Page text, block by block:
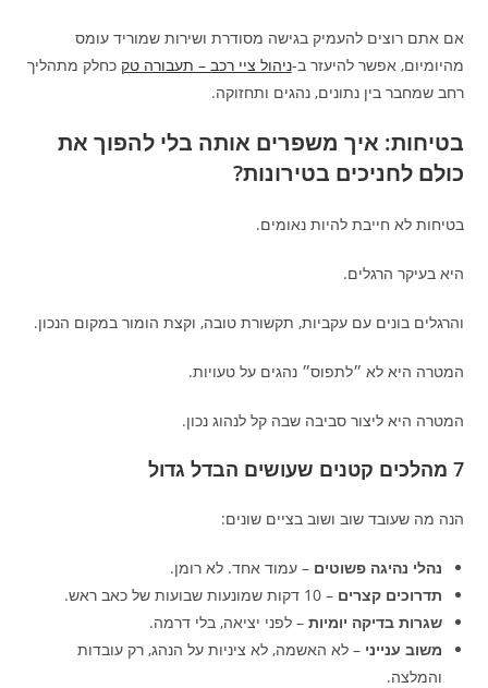
אם אתם רוצים להעמיק בגישה מסודרת ושירות שמוריד עומס
מהיומיום, אפשר להיעזר ב-ניהול ציי רכב – תעבורה טק כחלק מתהליך
רחב שמחבר בין נתונים, נהגים ותחזוקה.
בטיחות: איך משפרים אותה בלי להפוך את
כולם לחניכים בטירונות?
בטיחות לא חייבת להיות נאומים.
היא בעיקר הרגלים.
והרגלים בונים עם עקביות, תקשורת טובה, וקצת הומור במקום הנכון.
המטרה היא לא ״לתפוס״ נהגים על טעויות.
המטרה היא ליצור סביבה שבה קל לנהוג נכון.
7 מהלכים קטנים שעושים הבדל גדול
הנה מה שעובד שוב ושוב בציים שונים:
נהלי נהיגה פשוטים – עמוד אחד. לא רומן.
תדרוכים קצרים – 10 דקות שמונעות שבועות של כאב ראש.
שגרות בדיקה יומיות – לפני יציאה, בלי דרמה.
משוב ענייני – לא האשמה, לא ציניות על הנהג, רק עובדות
והמלצה.